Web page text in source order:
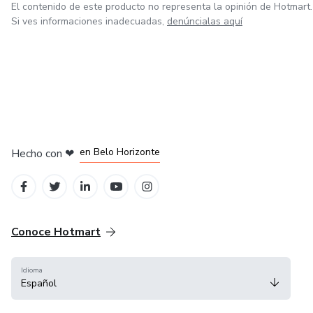
El contenido de este producto no representa la opinión de Hotmart.
Si ves informaciones inadecuadas, denúncialas aquí
Hecho con ❤ en Belo Horizonte
Conoce Hotmart
Idioma
Español